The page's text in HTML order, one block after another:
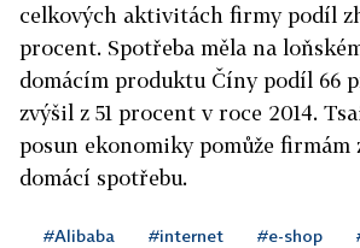
celkových aktivitách firmy podíl
procent. Spotřeba měla na
domácím produktu Číny podíl 66
zvýšil z 51 procent v roce 2014.
posun ekonomiky pomůže firmám
domácí spotřebu.
#Alibaba #internet #e-shop